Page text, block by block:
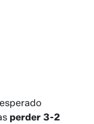
perder 3-2